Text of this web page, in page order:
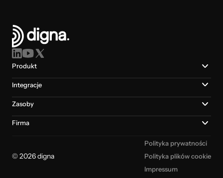
Produkt
Integracje
Zasoby
Firma
© 2026 digna
Polityka prywatności
Polityka plików cookie
Impressum